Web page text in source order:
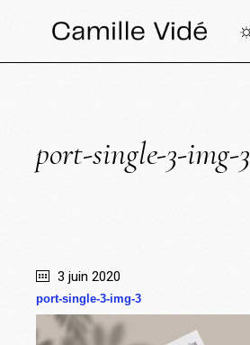
port-single-3-img-3
3 juin 2020
port-single-3-img-3